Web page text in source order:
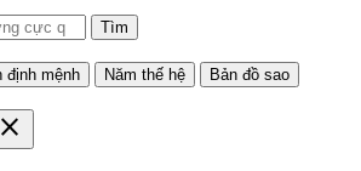
Tìm
định mệnh Năm thế hệ
Bản đồ sao
close